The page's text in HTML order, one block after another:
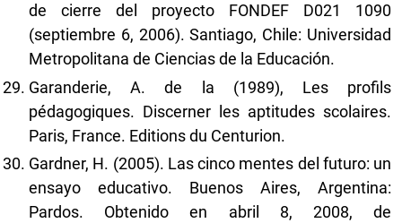
de cierre del proyecto FONDEF D021 1090
(septiembre 6, 2006). Santiago, Chile: Universidad
Metropolitana de Ciencias de la Educación.
Garanderie, A. de la (1989), Les profils
pédagogiques. Discerner les aptitudes scolaires.
Paris, France. Editions du Centurion.
Gardner, H. (2005). Las cinco mentes del futuro: un
ensayo educativo. Buenos Aires, Argentina:
Pardos. Obtenido en abril 8, 2008, de